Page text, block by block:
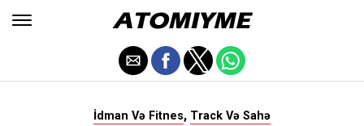
İdman Və Fitnes, Track Və Sahə